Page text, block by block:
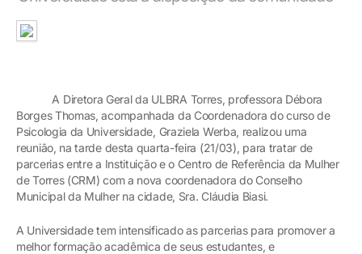
A Diretora Geral da ULBRA Torres, professora Débora
Borges Thomas, acompanhada da Coordenadora do curso de
Psicologia da Universidade, Graziela Werba, realizou uma
reunião, na tarde desta quarta-feira (21/03), para tratar de
parcerias entre a Instituição e o Centro de Referência da Mulher
de Torres (CRM) com a nova coordenadora do Conselho
Municipal da Mulher na cidade, Sra. Cláudia Biasi.
A Universidade tem intensificado as parcerias para promover a
melhor formação acadêmica de seus estudantes, e